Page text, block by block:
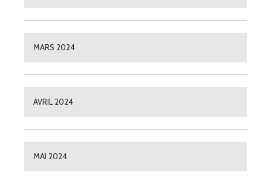
MARS 2024
AVRIL 2024
MAI 2024